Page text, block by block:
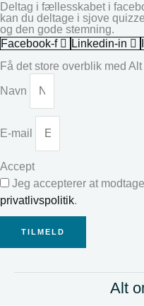
Deltag i fællesskabet i
kan du deltage i sjove
og den gode stemning.
Facebook-f
Linkedin-in
Få det store overblik med
Navn
E-mail
Accept
Jeg accepterer at
privatlivspolitik.
TILMELD
Alt